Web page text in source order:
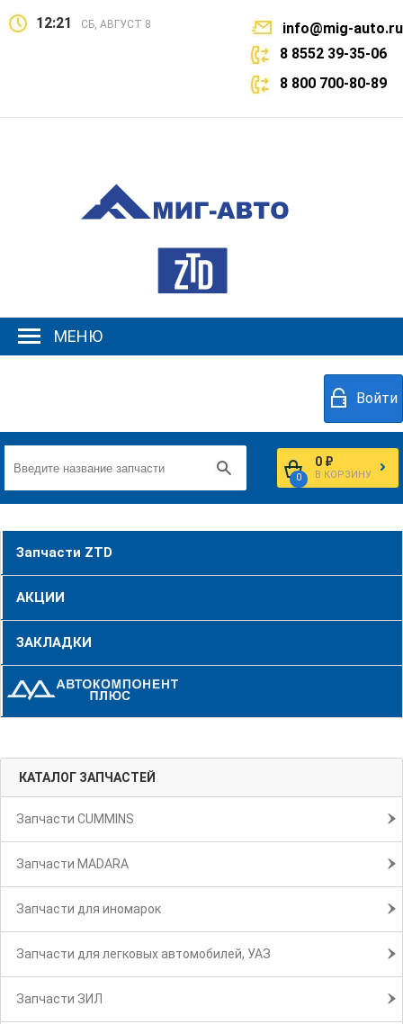
12:21 СБ, АВГУСТ 8
info@mig-auto.ru
8 8552 39-35-06
8 800 700-80-89
МЕНЮ
Войти
0
0 ₽
В КОРЗИНУ
Запчасти ZTD
АКЦИИ
ЗАКЛАДКИ
КАТАЛОГ ЗАПЧАСТЕЙ
Запчасти CUMMINS
Запчасти MADARA
Запчасти для иномарок
Запчасти для легковых автомобилей, УАЗ
Запчасти ЗИЛ